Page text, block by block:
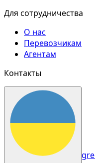
Для сотрудничества
О нас
Перевозчикам
Агентам
Контакты